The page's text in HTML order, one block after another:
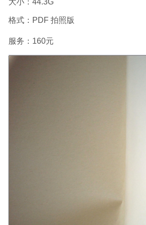
大小：44.3G
格式：PDF 拍照版
服务：160元